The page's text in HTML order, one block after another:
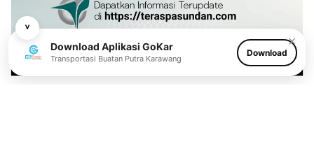
˅
✕
Download Aplikasi GoKar
Transportasi Buatan Putra Karawang
Download